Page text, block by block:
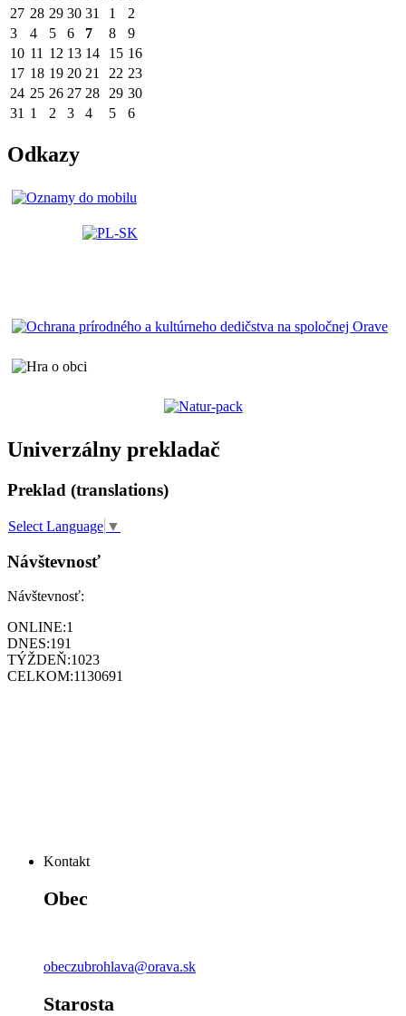
27 28 29 30 31 1
2
3
4 5 6 7 8
9
10 11 12 13 14 15 16
17 18 19 20 21 22 23
24 25 26 27 28 29 30
31 1 2 3 4 5 6
Odkazy
Univerzálny prekladač
Preklad (translations)
Select Language ▼
Návštevnosť
Návštevnosť:
ONLINE:1
DNES:191
TÝŽDEŇ:1023
CELKOM:1130691
Kontakt
Obec
obeczubrohlava@orava.sk
Starosta